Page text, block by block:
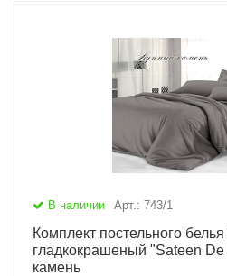
В наличии Арт.: 743/1
Комплект постельного
гладкокрашеный "Sateen
камень